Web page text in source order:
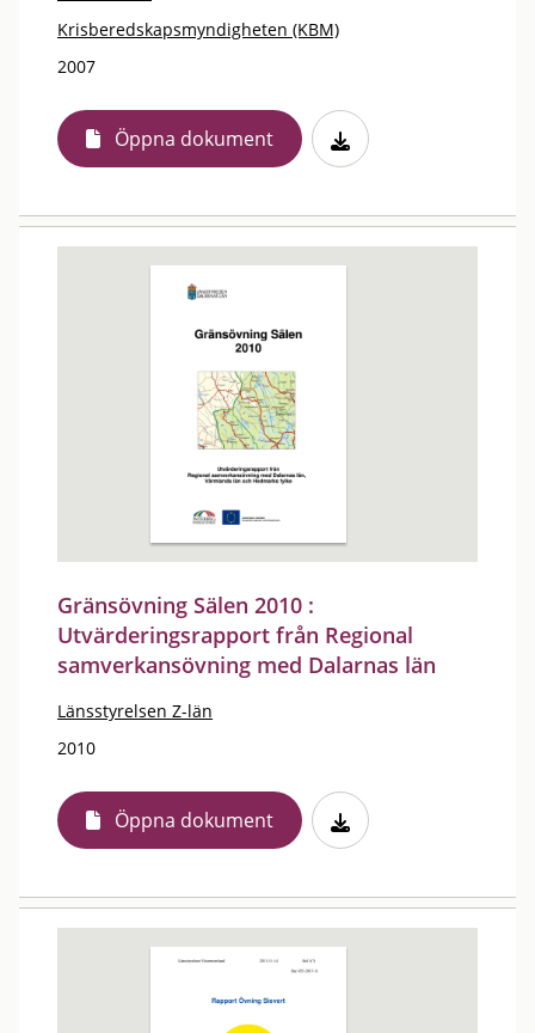
Krisberedskapsmyndigheten (KBM)
2007
Öppna dokument
Gränsövning Sälen 2010 :
Utvärderingsrapport från Regional
samverkansövning med Dalarnas län
Länsstyrelsen Z-län
2010
Öppna dokument